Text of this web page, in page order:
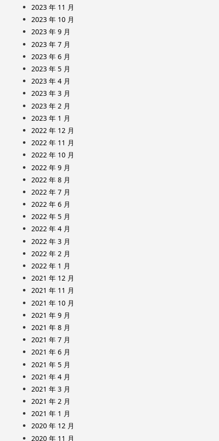
2023 年 11 月
2023 年 10 月
2023 年 9 月
2023 年 7 月
2023 年 6 月
2023 年 5 月
2023 年 4 月
2023 年 3 月
2023 年 2 月
2023 年 1 月
2022 年 12 月
2022 年 11 月
2022 年 10 月
2022 年 9 月
2022 年 8 月
2022 年 7 月
2022 年 6 月
2022 年 5 月
2022 年 4 月
2022 年 3 月
2022 年 2 月
2022 年 1 月
2021 年 12 月
2021 年 11 月
2021 年 10 月
2021 年 9 月
2021 年 8 月
2021 年 7 月
2021 年 6 月
2021 年 5 月
2021 年 4 月
2021 年 3 月
2021 年 2 月
2021 年 1 月
2020 年 12 月
2020 年 11 月